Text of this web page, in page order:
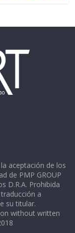
aceptación de los
de PMP GROUP
D.R.A. Prohibida
a
su titular.
without written